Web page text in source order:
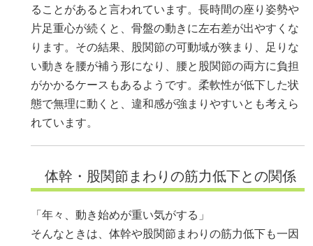
ることがあると言われています。長時間の座り姿勢や
片足重心が続くと、骨盤の動きに左右差が出やすくな
ります。その結果、股関節の可動域が狭まり、足りな
い動きを腰が補う形になり、腰と股関節の両方に負担
がかかるケースもあるようです。柔軟性が低下した状
態で無理に動くと、違和感が強まりやすいとも考えら
れています。
体幹・股関節まわりの筋力低下との関係
「年々、動き始めが重い気がする」
そんなときは、体幹や股関節まわりの筋力低下も一因